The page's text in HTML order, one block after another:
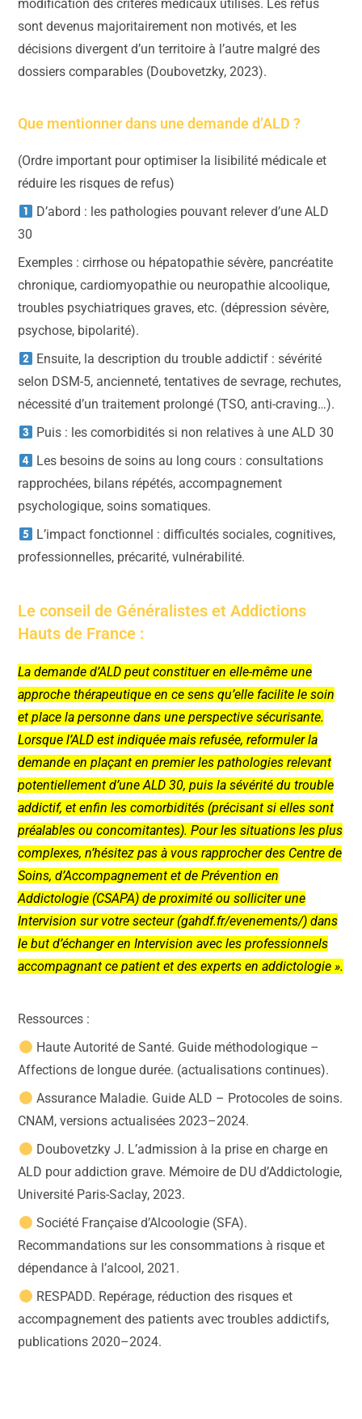
modification des critères médicaux utilisés. Les refus
sont devenus majoritairement non motivés, et les
décisions divergent d’un territoire à l’autre malgré des
dossiers comparables (Doubovetzky, 2023).
Que mentionner dans une demande d’ALD ?
(Ordre important pour optimiser la lisibilité médicale et
réduire les risques de refus)
D’abord : les pathologies pouvant relever d’une ALD
30
Exemples : cirrhose ou hépatopathie sévère, pancréatite
chronique, cardiomyopathie ou neuropathie alcoolique,
troubles psychiatriques graves, etc. (dépression sévère,
psychose, bipolarité).
Ensuite, la description du trouble addictif : sévérité
selon DSM-5, ancienneté, tentatives de sevrage, rechutes,
nécessité d’un traitement prolongé (TSO, anti-craving…).
Puis : les comorbidités si non relatives à une ALD 30
Les besoins de soins au long cours : consultations
rapprochées, bilans répétés, accompagnement
psychologique, soins somatiques.
L’impact fonctionnel : difficultés sociales, cognitives,
professionnelles, précarité, vulnérabilité.
Le conseil de Généralistes et Addictions
Hauts de France :
La demande d’ALD peut constituer en elle-même une
approche thérapeutique en ce sens qu’elle facilite le soin
et place la personne dans une perspective sécurisante.
Lorsque l’ALD est indiquée mais refusée, reformuler la
demande en plaçant en premier les pathologies relevant
potentiellement d’une ALD 30, puis la sévérité du trouble
addictif, et enfin les comorbidités (précisant si elles sont
préalables ou concomitantes). Pour les situations les plus
complexes, n’hésitez pas à vous rapprocher des Centre de
Soins, d’Accompagnement et de Prévention en
Addictologie (CSAPA) de proximité ou solliciter une
Intervision sur votre secteur (gahdf.fr/evenements/) dans
le but d’échanger en Intervision avec les professionnels
accompagnant ce patient et des experts en addictologie ».
Ressources :
Haute Autorité de Santé. Guide méthodologique –
Affections de longue durée. (actualisations continues).
Assurance Maladie. Guide ALD – Protocoles de soins.
CNAM, versions actualisées 2023–2024.
Doubovetzky J. L’admission à la prise en charge en
ALD pour addiction grave. Mémoire de DU d’Addictologie,
Université Paris-Saclay, 2023.
Société Française d’Alcoologie (SFA).
Recommandations sur les consommations à risque et
dépendance à l’alcool, 2021.
RESPADD. Repérage, réduction des risques et
accompagnement des patients avec troubles addictifs,
publications 2020–2024.